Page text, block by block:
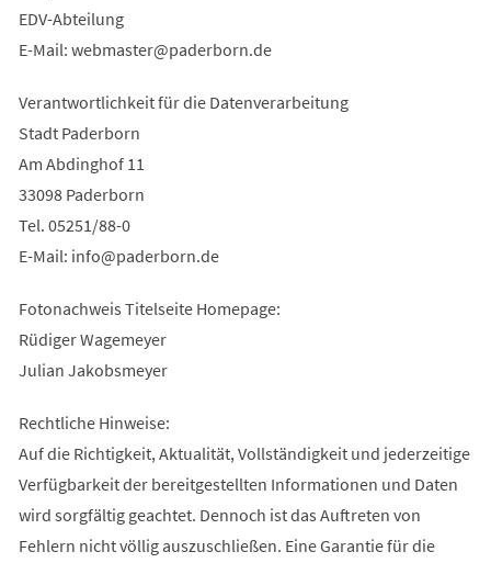
EDV-Abteilung
E-Mail: webmaster paderborn de
Verantwortlichkeit für die Datenverarbeitung
Stadt Paderborn
Am Abdinghof 11
33098 Paderborn
Tel. 05251/88-0
E-Mail: info paderborn de
Fotonachweis Titelseite Homepage:
Rüdiger Wagemeyer
Julian Jakobsmeyer
Rechtliche Hinweise:
Auf die Richtigkeit, Aktualität, Vollständigkeit und jederzeitige
Verfügbarkeit der bereitgestellten Informationen und Daten
wird sorgfältig geachtet. Dennoch ist das Auftreten von
Fehlern nicht völlig auszuschließen. Eine Garantie für die